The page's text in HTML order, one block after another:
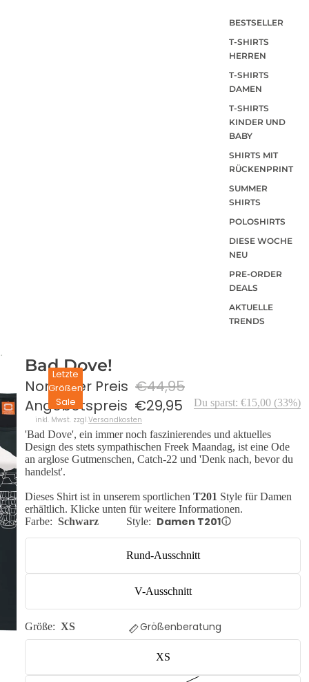
BESTSELLER
T-SHIRTS
HERREN
T-SHIRTS
DAMEN
T-SHIRTS
KINDER UND
BABY
SHIRTS MIT
RÜCKENPRINT
SUMMER
SHIRTS
POLOSHIRTS
DIESE WOCHE
NEU
PRE-ORDER
DEALS
AKTUELLE
TRENDS
Letzte
Größen
Sale
Bad Dove!
Normaler Preis €44,95
Angebotspreis €29,95
inkl. Mwst. zzgl.Versandkosten
Du sparst: €15,00 (33%)
'Bad Dove', ein immer noch faszinierendes und aktuelles
Design des stets sympathischen Freek Maandag, ist eine Ode
an arglose Gutmenschen, Catch-22 und 'Denk nach, bevor du
handelst'.
Dieses Shirt ist in unserem sportlichen T201 Style für Damen
erhältlich. Klicke unten für weitere Informationen.
Farbe: Schwarz Style: Damen T201
Rund-Ausschnitt
V-Ausschnitt
Größe: XS Größenberatung
XS